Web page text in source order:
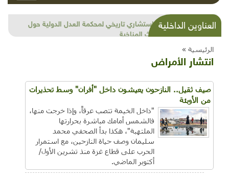
العناوين الداخليةشذرات بيئية وتنموية...بنية تحتية وحلويات قبيحة
وحاكورة ونوبل وزيتون و"سيباط"
الرئيسية »
انتشار الأمراض
صيف ثقيل.. النازحون يعيشون داخل "أفران" وسط تحذيرات
من الأوبئة
"داخل الخيمة تتصب عرقاً، وإذا خرجت منها،
فالشمس أمامك مباشرة بحرارتها
الملتهبة"، هكذا بدأ الصحفي محمد
سليمان وصف حياة النازحين، مع استمرار
الحرب على قطاع غزة منذ تشرين الأول/
أكتوبر الماضي.